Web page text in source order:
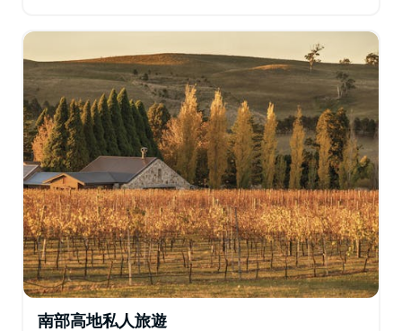
探索潮流精品店，打造專屬於你的專屬衣櫥…
南部高地私人旅遊